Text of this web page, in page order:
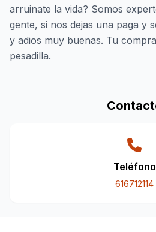
arruinate la vida? Somos
gente, si nos dejas una paga y
y adios muy buenas. Tu
pesadilla.
Teléfono
616712114